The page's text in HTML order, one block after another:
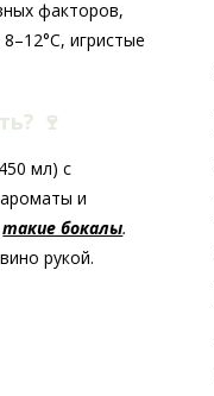
факторов,
игристые
🍷
мл) с
и
такие бокалы.
рукой.